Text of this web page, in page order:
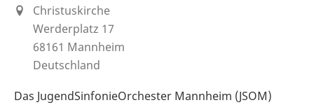
Christuskirche
Werderplatz 17
68161 Mannheim
Deutschland
Das JugendSinfonieOrchester Mannheim (JSOM)